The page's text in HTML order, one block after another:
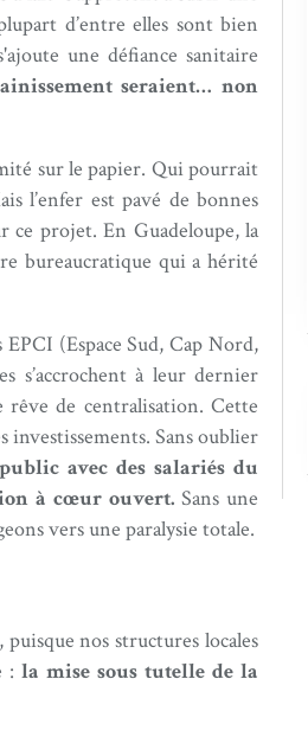
d’entre elles sont bien
une défiance sanitaire
seraient… non
sur le papier. Qui pourrait
l’enfer est pavé de bonnes
ce projet. En Guadeloupe, la
bureaucratique qui a hérité
(Espace Sud, Cap Nord,
s’accrochent à leur dernier
de centralisation. Cette
investissements. Sans oublier
avec des salariés du
à cœur ouvert. Sans une
vers une paralysie totale.
nos structures locales
: la mise sous tutelle de la